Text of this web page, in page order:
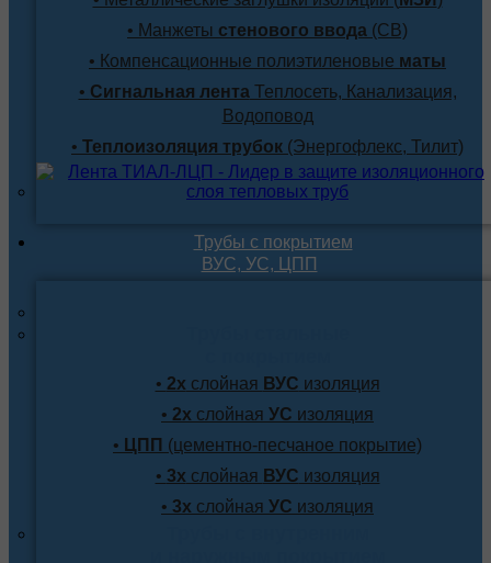
• Манжеты стенового ввода (СВ)
• Компенсационные полиэтиленовые маты
• Сигнальная лентаТеплосеть, Канализация,
Водоповод
• Теплоизоляция трубок (Энергофлекс, Тилит)
Трубы с покрытием
ВУС, УС, ЦПП
• 2х слойная ВУС изоляция
• 2х слойная УС изоляция
• ЦПП (цементно-песчаное покрытие)
• 3х слойная ВУС изоляция
• 3х слойная УС изоляция